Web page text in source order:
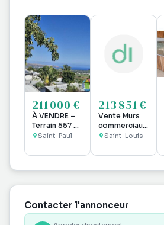
211 000 €
À VENDRE –
Terrain 557 m²
+ Maison à
rénover –
Paul – Vue
Saint-Paul
213 851 €
Vente Murs
commerciaux
63 m²
Saint-Louis
Contacter l'annonceur